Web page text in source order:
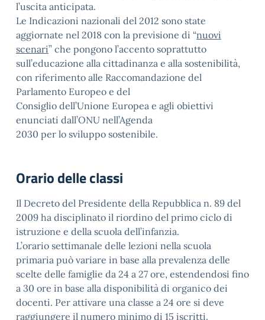
l’uscita anticipata.
Le Indicazioni nazionali del 2012 sono state
aggiornate nel 2018 con la previsione di “nuovi
scenari” che pongono l’accento soprattutto
sull’educazione alla cittadinanza e alla sostenibilità,
con riferimento alle Raccomandazione del
Parlamento Europeo e del
Consiglio dell’Unione Europea e agli obiettivi
enunciati dall’ONU nell’Agenda
2030 per lo sviluppo sostenibile.
Orario delle classi
Il Decreto del Presidente della Repubblica n. 89 del
2009 ha disciplinato il riordino del primo ciclo di
istruzione e della scuola dell’infanzia.
L’orario settimanale delle lezioni nella scuola
primaria può variare in base alla prevalenza delle
scelte delle famiglie da 24 a 27 ore, estendendosi fino
a 30 ore in base alla disponibilità di organico dei
docenti. Per attivare una classe a 24 ore si deve
raggiungere il numero minimo di 15 iscritti.